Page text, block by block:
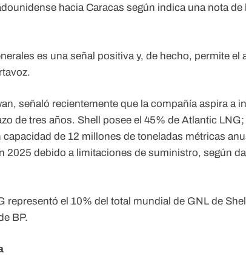
hacia Caracas según indica una nota de
es una señal positiva y, de hecho, permite el
señaló recientemente que la compañía aspira a
de tres años. Shell posee el 45% de Atlantic
de 12 millones de toneladas métricas
2025 debido a limitaciones de suministro, según
el 10% del total mundial de GNL de
BP.